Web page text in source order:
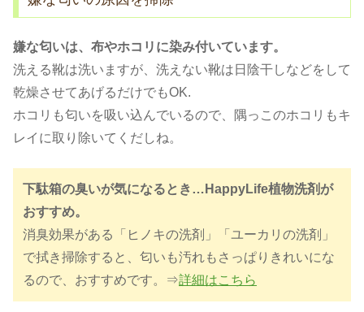
嫌な匂いは、布やホコリに染み付いています。
洗える靴は洗いますが、洗えない靴は日陰干しなどをして
乾燥させてあげるだけでもOK.
ホコリも匂いを吸い込んでいるので、隅っこのホコリもキ
レイに取り除いてくだしね。
下駄箱の臭いが気になるとき…HappyLife植物洗剤が
おすすめ。
消臭効果がある「ヒノキの洗剤」「ユーカリの洗剤」
で拭き掃除すると、匂いも汚れもさっぱりきれいにな
るので、おすすめです。⇒詳細はこちら